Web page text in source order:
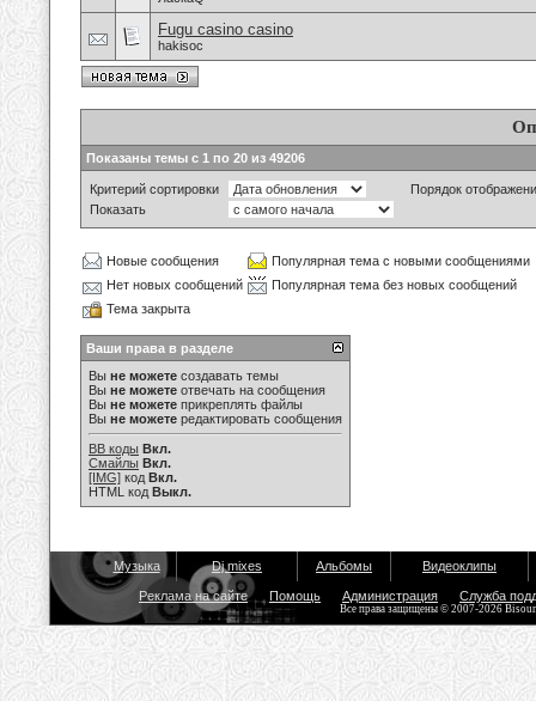
Fugu casino casino
hakisoc
Показаны темы с 1 по 20 из 49206
Критерий сортировки
Порядок
Показать
Новые сообщения
Популярная тема с новыми сообщениями
Нет новых сообщений
Популярная тема без новых сообщений
Тема закрыта
Ваши права в разделе
Вы не можете создавать темы
Вы не можете отвечать на сообщения
Вы не можете прикреплять файлы
Вы не можете редактировать сообщения
BB коды Вкл.
Смайлы Вкл.
[IMG] код Вкл.
HTML код Выкл.
Музыка Dj mixes Альбомы Видеоклипы
Реклама на сайте Помощь Администрация Служба
Все права защищены © 2007-2026